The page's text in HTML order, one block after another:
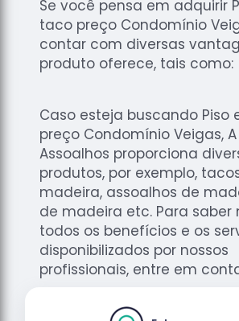
Raspagem
de Tacos
de
Madeiras
Tacos de
Madeiras
Se você pensa em adquirir
taco preço Condomínio
contar com diversas
produto oferece, tais como:
Caso esteja buscando Piso
preço Condomínio Veigas, A
Assoalhos proporciona
produtos, por exemplo,
madeira, assoalhos de
de madeira etc. Para saber
todos os benefícios e os
disponibilizados por nossos
profissionais, entre em